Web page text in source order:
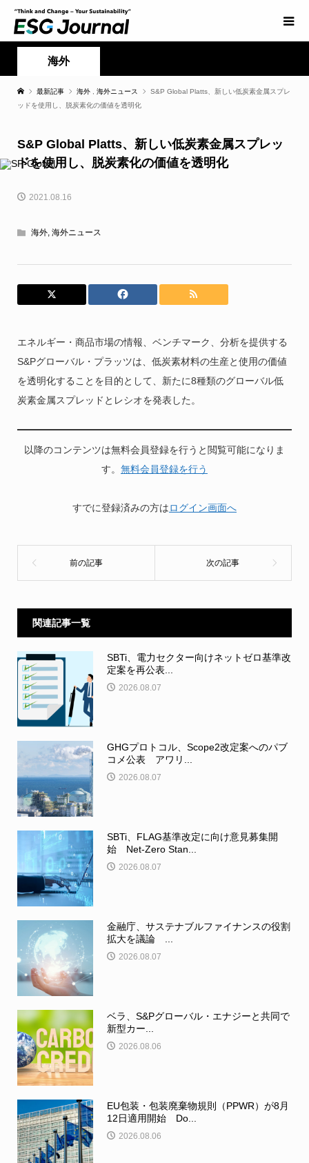
海外
最新記事 海外 海外ニュース
S&P Global Platts、新しい低炭素金属スプレ
ッドを使用し、脱炭素化の価値を透明化
S&P Global Platts、新しい低炭素金属スプレッ
ドを使用し、脱炭素化の価値を透明化
2021.08.16
海外, 海外ニュース
エネルギー・商品市場の情報、ベンチマーク、分析を提供する
S&Pグローバル・プラッツは、低炭素材料の生産と使用の価値
を透明化することを目的として、新たに8種類のグローバル低
炭素金属スプレッドとレシオを発表した。
以降のコンテンツは無料会員登録を行うと閲覧可能になりま
す。 無料会員登録を行う
すでに登録済みの方はログイン画面へ
関連記事一覧
SBTi、電力セクター向けネットゼロ基準改
定案を再公表...
2026.08.07
GHGプロトコル、Scope2改定案へのパブ
コメ公表 アワリ...
2026.08.07
SBTi、FLAG基準改定に向け意見募集開
始 Net-Zero Stan...
2026.08.07
金融庁、サステナブルファイナンスの役割
拡大を議論 ...
2026.08.07
ベラ、S&Pグローバル・エナジーと共同で
新型カー...
2026.08.06
EU包装・包装廃棄物規則（PPWR）が8月
12日適用開始 Do...
2026.08.06